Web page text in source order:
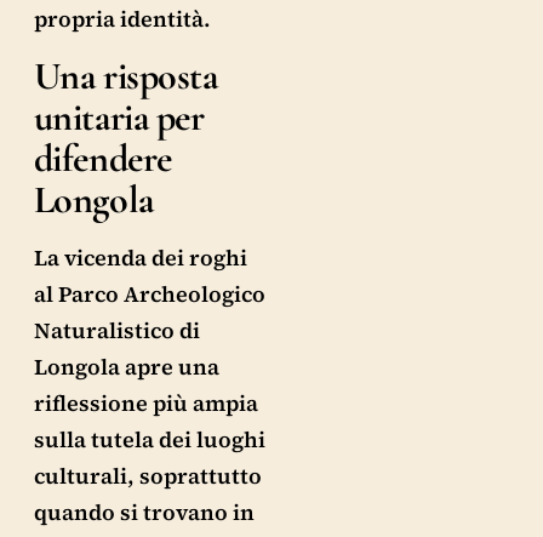
propria identità.
Una risposta
unitaria per
difendere
Longola
La vicenda dei roghi
al Parco Archeologico
Naturalistico di
Longola apre una
riflessione più ampia
sulla tutela dei luoghi
culturali, soprattutto
quando si trovano in